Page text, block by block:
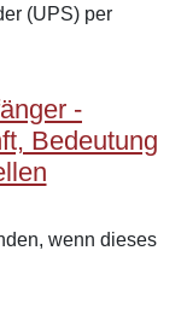
(UPS) per
-
Bedeutung
wenn dieses